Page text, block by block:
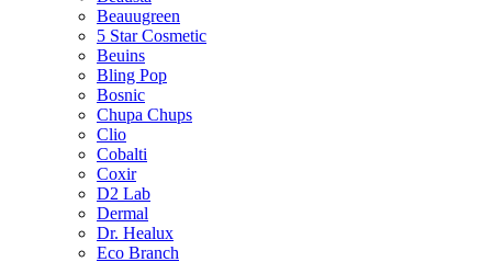
Beauugreen
5 Star Cosmetic
Beuins
Bling Pop
Bosnic
Chupa Chups
Clio
Cobalti
Coxir
D2 Lab
Dermal
Dr. Healux
Eco Branch